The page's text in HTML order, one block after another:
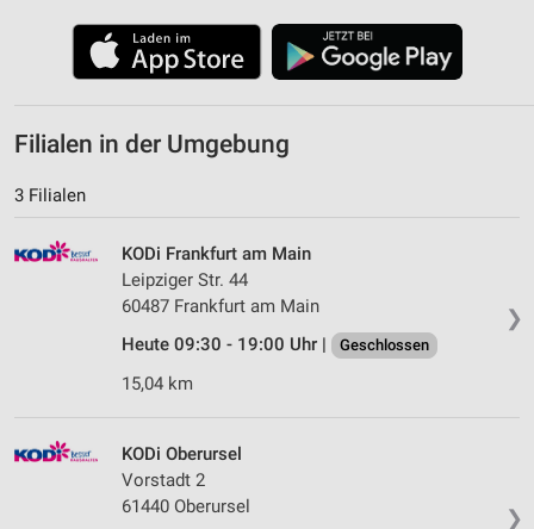
Filialen in der Umgebung
3 Filialen
❯
KODi Frankfurt am Main
Leipziger Str. 44
60487 Frankfurt am Main
Heute 09:30 - 19:00 Uhr |
Geschlossen
15,04 km
❯
KODi Oberursel
Vorstadt 2
61440 Oberursel